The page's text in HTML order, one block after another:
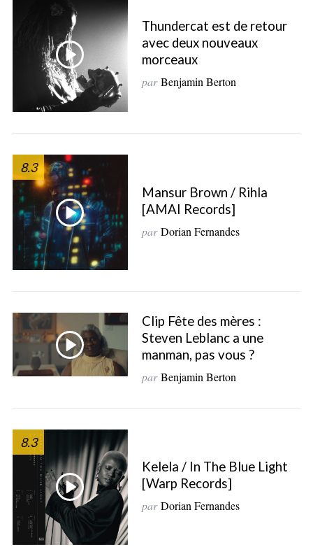
Thundercat est de retour
avec deux nouveaux
morceaux
par Benjamin Berton
8.3
Mansur Brown / Rihla
[AMAI Records]
par Dorian Fernandes
Clip Fête des mères :
Steven Leblanc a une
manman, pas vous ?
par Benjamin Berton
8.3
Kelela / In The Blue Light
[Warp Records]
par Dorian Fernandes